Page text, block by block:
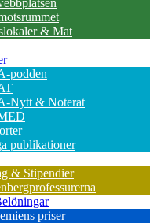
& Mat
podden
Nytt & Noterat
publikationer
& Stipendier
priser